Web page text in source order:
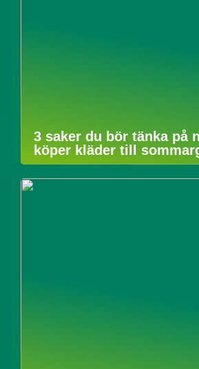
3 saker du bör tänka på
köper kläder till